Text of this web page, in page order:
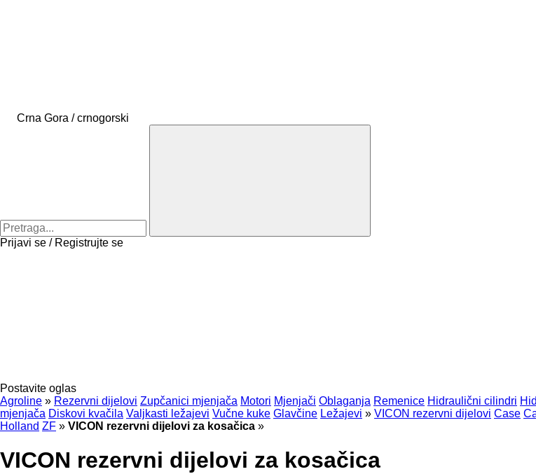
Crna Gora / crnogorski
Prijavi se / Registrujte se
Postavite oglas
Agroline » Rezervni dijelovi Zupčanici mjenjača Motori Mjenjači Oblaganja Remenice Hidraulični cilindri
mjenjača Diskovi kvačila Valjkasti ležajevi Vučne kuke Glavčine Ležajevi » VICON rezervni dijelovi Case
Holland ZF » VICON rezervni dijelovi za kosačica »
VICON rezervni dijelovi za kosačica